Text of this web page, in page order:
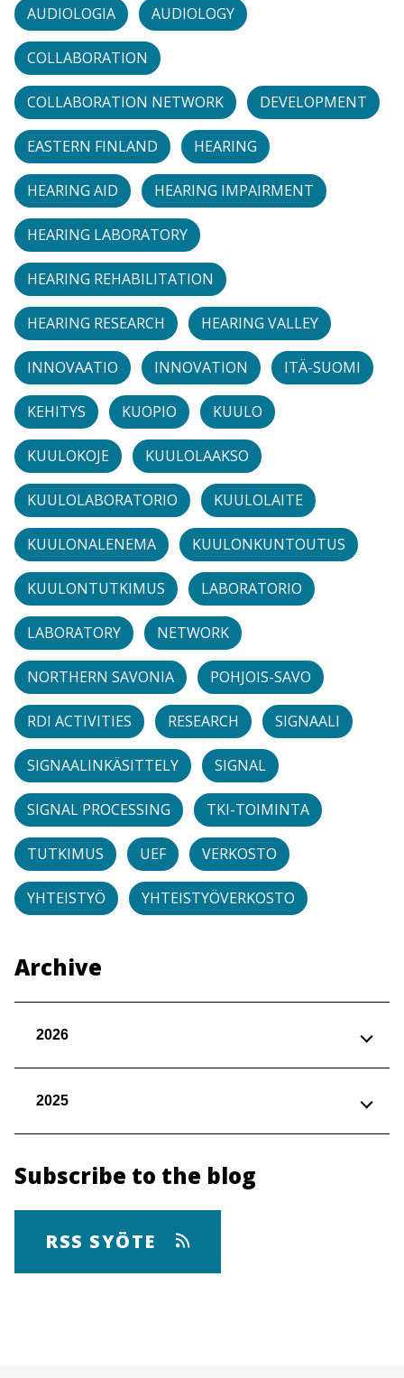
AUDIOLOGIA AUDIOLOGY
COLLABORATION
COLLABORATION NETWORK DEVELOPMENT
EASTERN FINLAND HEARING
HEARING AID HEARING IMPAIRMENT
HEARING LABORATORY
HEARING REHABILITATION
HEARING RESEARCH HEARING VALLEY
INNOVAATIO INNOVATION ITÄ-SUOMI
KEHITYS KUOPIO KUULO
KUULOKOJE KUULOLAAKSO
KUULOLABORATORIO KUULOLAITE
KUULONALENEMA KUULONKUNTOUTUS
KUULONTUTKIMUS LABORATORIO
LABORATORY NETWORK
NORTHERN SAVONIA POHJOIS-SAVO
RDI ACTIVITIES RESEARCH SIGNAALI
SIGNAALINKÄSITTELY SIGNAL
SIGNAL PROCESSING TKI-TOIMINTA
TUTKIMUS UEF VERKOSTO
YHTEISTYÖ YHTEISTYÖVERKOSTO
Archive
2026
2025
Subscribe to the blog
RSS SYÖTE